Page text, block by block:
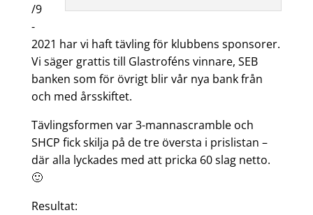
/9
-
2021 har vi haft tävling för klubbens sponsorer.
Vi säger grattis till Glastroféns vinnare, SEB
banken som för övrigt blir vår nya bank från
och med årsskiftet.
Tävlingsformen var 3-mannascramble och
SHCP fick skilja på de tre översta i prislistan –
där alla lyckades med att pricka 60 slag netto.
🙂
Resultat: